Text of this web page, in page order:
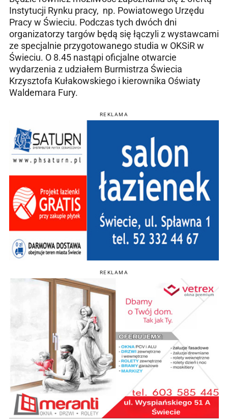
Instytucji Rynku pracy, np. Powiatowego Urzędu
Pracy w Świeciu. Podczas tych dwóch dni
organizatorzy targów będą się łączyli z wystawcami
ze specjalnie przygotowanego studia w OKSiR w
Świeciu. O 8.45 nastąpi oficjalne otwarcie
wydarzenia z udziałem Burmistrza Świecia
Krzysztofa Kułakowskiego i kierownika Oświaty
Waldemara Fury.
REKLAMA
REKLAMA